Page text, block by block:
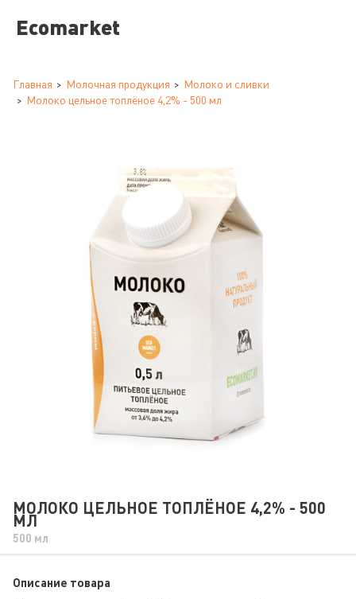
Ecomarket
Главная Молочная продукция
Молоко и сливки
Молоко цельное топлёное 4,2% - 500 мл
МОЛОКО ЦЕЛЬНОЕ ТОПЛЁНОЕ 4,2% - 500
МЛ
500 мл
Описание товара